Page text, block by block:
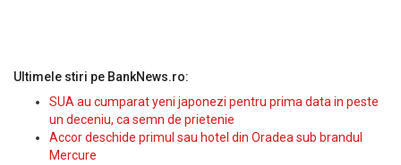
Ultimele stiri pe BankNews.ro:
SUA au cumparat yeni japonezi pentru prima data in peste
un deceniu, ca semn de prietenie
Accor deschide primul sau hotel din Oradea sub brandul
Mercure